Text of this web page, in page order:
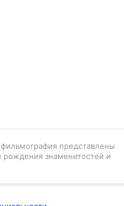
представлены
знаменитостей и